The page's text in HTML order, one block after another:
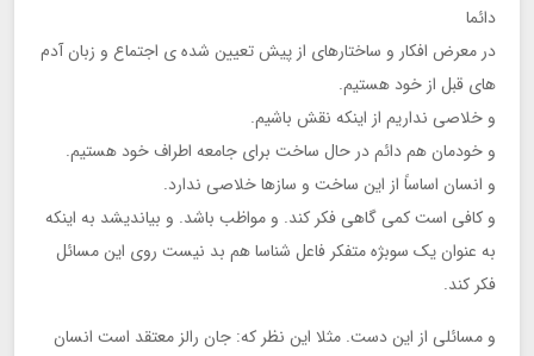
دائما
در معرض افکار و ساختارهای از پیش تعیین شده ی اجتماع و زبان آدم
های قبل از خود هستیم.
و خلاصی نداریم از اینکه نقش باشیم.
و خودمان هم دائم در حال ساخت برای جامعه اطراف خود هستیم.
و انسان اساساً از این ساخت و سازها خلاصی ندارد.
و کافی است کمی گاهی فکر کند. و مواظب باشد. و بیاندیشد به اینکه
به عنوان یک سوبژه متفکر فاعل شناسا هم بد نیست روی این مسائل
فکر کند.
و مسائلی از این دست. مثلا این نظر که: جان رالز معتقد است انسان